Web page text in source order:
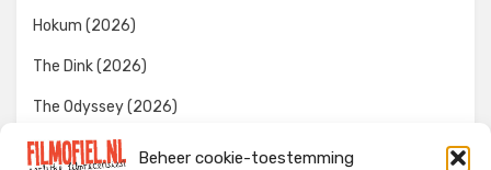
Beheer cookie-toestemming
Hokum (2026)
The Dink (2026)
The Odyssey (2026)
Evil Dead Burn (2026)